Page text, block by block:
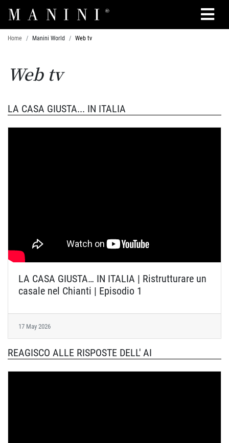
Home Manini World Web tv
Web tv
LA CASA GIUSTA... IN ITALIA
LA CASA GIUSTA… IN ITALIA | Ristrutturare un
casale nel Chianti | Episodio 1
17 May 2026
REAGISCO ALLE RISPOSTE DELL' AI